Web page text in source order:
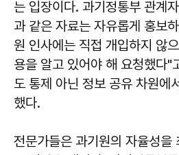
는 입장이다. 과기정통부 관계
과 같은 자료는 자유롭게 홍보
원 인사에는 직접 개입하지 않
용을 알고 있어야 해 요청했다"
도 통제 아닌 정보 공유 차원에
했다.
전문가들은 과기원의 자율성을